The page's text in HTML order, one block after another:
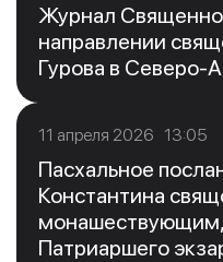
Журнал
направлении
Гурова в Северо-
11 апреля 2026 13:05
Пасхальное
Константина
Патриаршего